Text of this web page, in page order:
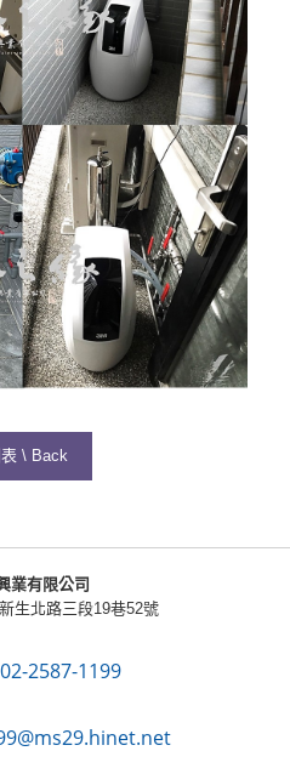
表 \ Back
業有限公司
生北路三段19巷52號
02-2587-1199